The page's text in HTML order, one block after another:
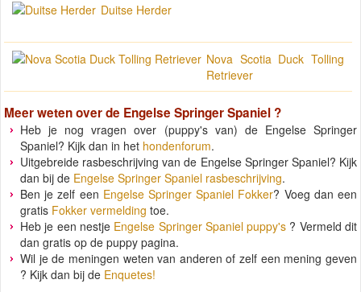
Duitse Herder
Nova Scotia Duck Tolling
Retriever
Meer weten over de Engelse Springer Spaniel ?
Heb je nog vragen over (puppy's van) de Engelse Springer
Spaniel? Kijk dan in het hondenforum.
Uitgebreide rasbeschrijving van de Engelse Springer Spaniel? Kijk
dan bij de Engelse Springer Spaniel rasbeschrijving.
Ben je zelf een Engelse Springer Spaniel Fokker? Voeg dan een
gratis Fokker vermelding toe.
Heb je een nestje Engelse Springer Spaniel puppy's ? Vermeld dit
dan gratis op de puppy pagina.
Wil je de meningen weten van anderen of zelf een mening geven
? Kijk dan bij de Enquetes!